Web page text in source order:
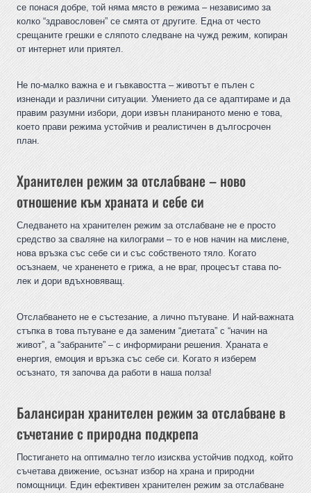
се понася добре, той няма място в режима – независимо за
колко “здравословен” се смята от другите. Една от често
срещаните грешки е сляпото следване на чужд режим, копиран
от интернет или приятел.
Не по-малко важна е и гъвкавостта – животът е пълен с
изненади и различни ситуации. Умението да се адаптираме и да
правим разумни избори, дори извън планираното меню е това,
което прави режима устойчив и реалистичен в дългосрочен
план.
Хранителен режим за отслабване – ново
отношение към храната и себе си
Следването на хранителен режим за отслабване не е просто
средство за сваляне на килограми – то е нов начин на мислене,
нова връзка със себе си и със собственото тяло. Когато
осъзнаем, че храненето е грижа, а не враг, процесът става по-
лек и дори вдъхновяващ.
Отслабването не е състезание, а лично пътуване. И най-важната
стъпка в това пътуване е да заменим “диетата” с “начин на
живот”, а “забраните” – с информирани решения. Храната е
енергия, емоция и връзка със себе си. Kогато я изберем
осъзнато, тя започва да работи в наша полза!
Балансиран хранителен режим за отслабване в
съчетание с природна подкрепа
Постигането на оптимално тегло изисква устойчив подход, който
съчетава движение, осъзнат избор на храна и природни
помощници. Един ефективен хранителен режим за отслабване